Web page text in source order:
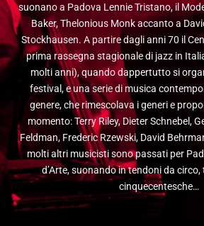
suonano a Padova Lennie Tristano, il
Baker, Thelonious Monk accanto a
Stockhausen. A partire dagli anni 70 il
prima rassegna stagionale di jazz in
molti anni), quando dappertutto si
festival, e una serie di musica
genere, che rimescolava i generi e
momento: Terry Riley, Dieter Schnebel,
Feldman, Frederic Rzewski, David
molti altri musicisti sono passati per
d’Arte, suonando in tendoni da
cinquecentesche…